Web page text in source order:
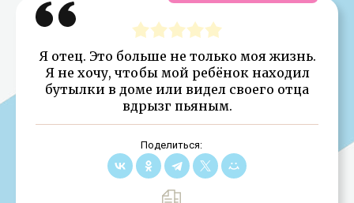
Я отец. Это больше не только моя жизнь.
Я не хочу, чтобы мой ребёнок находил
бутылки в доме или видел своего отца
вдрызг пьяным.
Поделиться: